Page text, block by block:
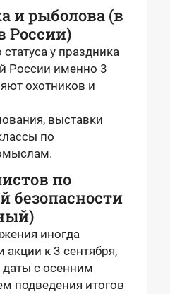
и рыболова (в
России)
у праздника
России именно 3
охотников и
выставки
по
по
безопасности
иногда
к 3 сентября,
даты с осенним
подведения итогов